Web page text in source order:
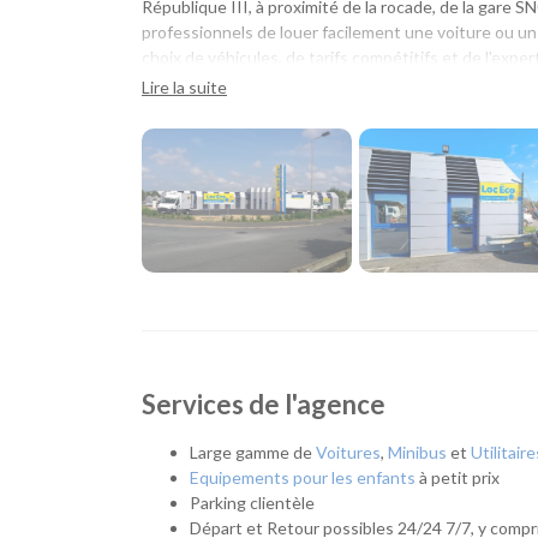
République III, à proximité de la rocade, de la gare
professionnels de louer facilement une voiture ou
choix de véhicules, de tarifs compétitifs et de
Une agence pour tous vos déplacements
Que vous prépariez un déplacement professionnel,
que vous ayez besoin de remplacer temporairement
solution adaptée. Son emplacement facilite
Buxerolles, Migné-Auxances et des communes
Quel véhicule choisir ?
Routières, SUV et monospaces pour les longs
Minibus pour voyager en groupe.
Utilitaires de différentes capacités pour un
Véhicules spécifiques, comme les camions
électriques, pour répondre à des besoins plus
Lire la suite
Services de l'agence
Large gamme deVoitures, Minibus et
Equipements pour les enfants à petit prix
Parking clientèle
Départ et Retour possibles 24/24 7/7, y